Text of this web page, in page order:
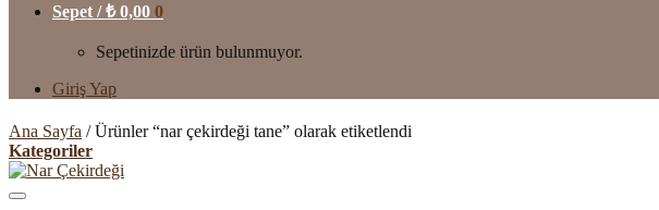
Sepet /₺0,00 0
Sepetinizde ürün bulunmuyor.
Giriş Yap
Ana Sayfa /Ürünler “nar çekirdeği tane” olarak etiketlendi
Kategoriler